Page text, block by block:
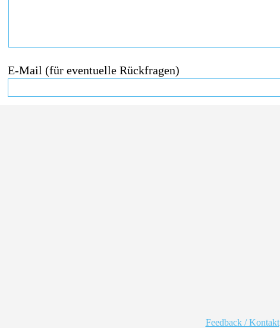
E-Mail (für eventuelle Rückfragen)
Feedback / Kontakt